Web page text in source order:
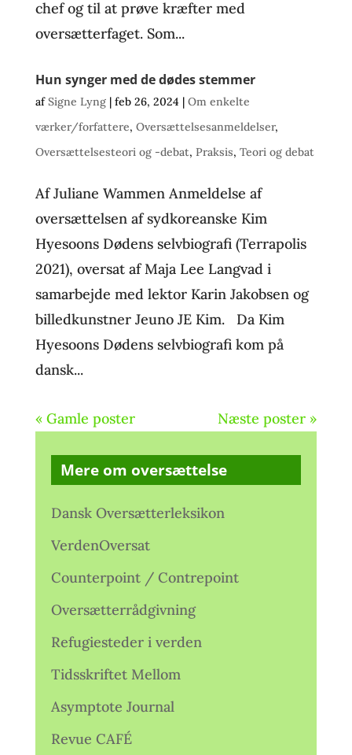
chef og til at prøve kræfter med
oversætterfaget. Som...
Hun synger med de dødes stemmer
afSigne Lyng| feb 26, 2024 | Om enkelte
værker/forfattere, Oversættelsesanmeldelser,
Oversættelsesteori og -debat, Praksis, Teori og debat
Af Juliane Wammen Anmeldelse af
oversættelsen af sydkoreanske Kim
Hyesoons Dødens selvbiografi (Terrapolis
2021), oversat af Maja Lee Langvad i
samarbejde med lektor Karin Jakobsen og
billedkunstner Jeuno JE Kim. Da Kim
Hyesoons Dødens selvbiografi kom på
dansk...
« Gamle poster Næste poster »
Mere om oversættelse
Dansk Oversætterleksikon
VerdenOversat
Counterpoint / Contrepoint
Oversætterrådgivning
Refugiesteder i verden
Tidsskriftet Mellom
Asymptote Journal
Revue CAFÉ